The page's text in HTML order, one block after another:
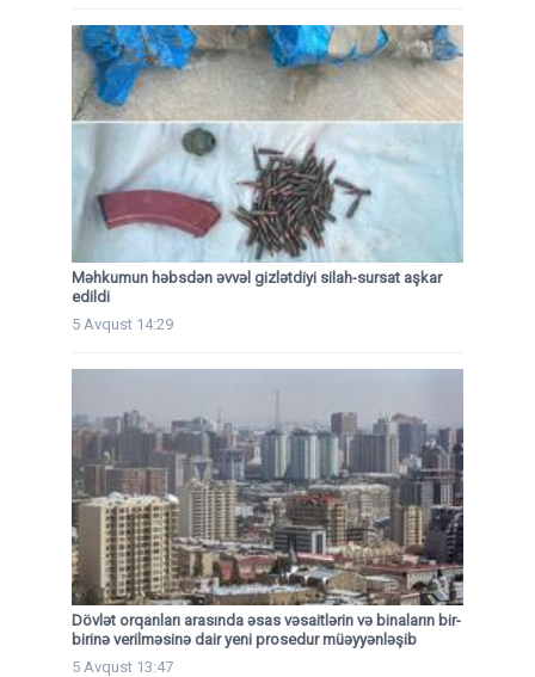
Məhkumun həbsdən əvvəl gizlətdiyi silah-sursat aşkar
edildi
5 Avqust 14:29
Dövlət orqanları arasında əsas vəsaitlərin və binaların bir-
birinə verilməsinə dair yeni prosedur müəyyənləşib
5 Avqust 13:47